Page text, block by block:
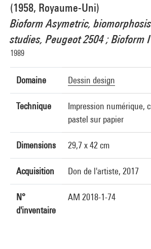
(1958, Royaume-Uni)
Bioform Asymetric,
studies, Peugeot 2504 ; Bioform I
1989
Domaine Dessin design
Technique
Impression numérique,
pastel sur papier
Dimensions 29,7 x 42 cm
Acquisition Don de l'artiste, 2017
N°
d'inventaire
AM 2018-1-74
Réf. image : 4N45822
Diffusion image :GrandPalaisRmnPhoto